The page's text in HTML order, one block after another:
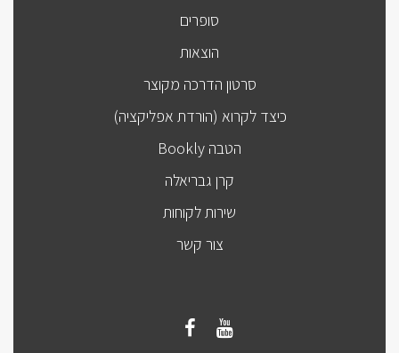
סופרים
הוצאות
סרטון הדרכה מקוצר
כיצד לקרוא (הורדת אפליקציה)
הטבה Bookly
קרן גבריאלה
שירות לקוחות
צור קשר